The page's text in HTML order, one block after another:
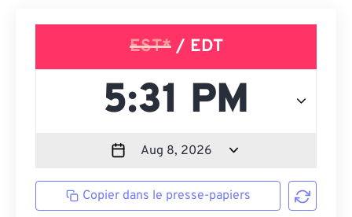
EST*/ EDT
Copier dans le presse-papiers